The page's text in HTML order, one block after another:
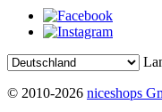
© 2010-2026 niceshops